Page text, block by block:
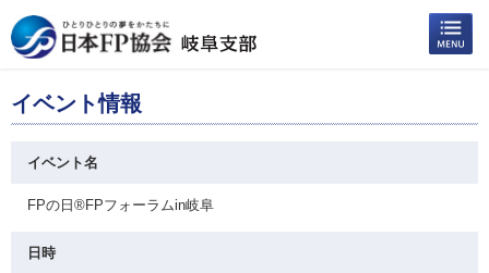
イベント情報
イベント名
FPの日®FPフォーラムin岐阜
日時